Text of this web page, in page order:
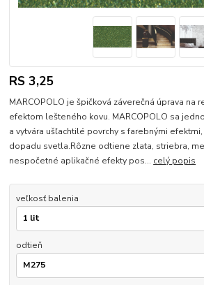
RS 3,25
MARCOPOLO je špičková záverečná úprava na
efektom lešteného kovu. MARCOPOLO sa
a vytvára ušľachtilé povrchy s farebnými
dopadu svetla.Rôzne odtiene zlata, striebra,
nespočetné aplikačné efekty pos... celý popis
veľkosť balenia
odtieň